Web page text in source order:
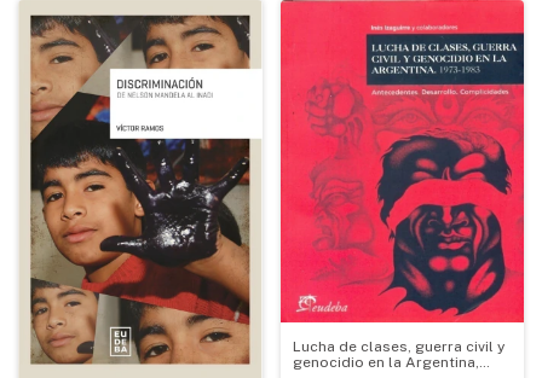
Lucha de clases, guerra civil y
genocidio en la Argentina,